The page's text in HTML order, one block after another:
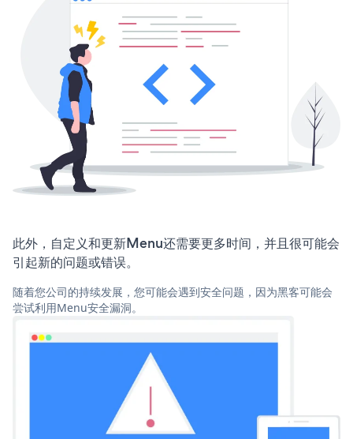
此外，自定义和更新Menu还需要更多时间，并且很可能会
引起新的问题或错误。
随着您公司的持续发展，您可能会遇到安全问题，因为黑客可能会
尝试利用Menu安全漏洞。